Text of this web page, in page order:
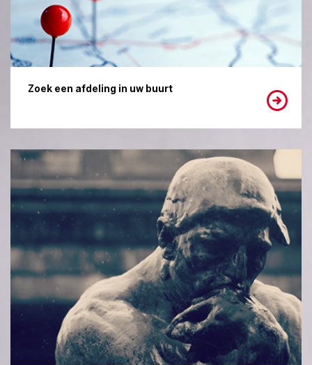
Zoek een afdeling in uw buurt